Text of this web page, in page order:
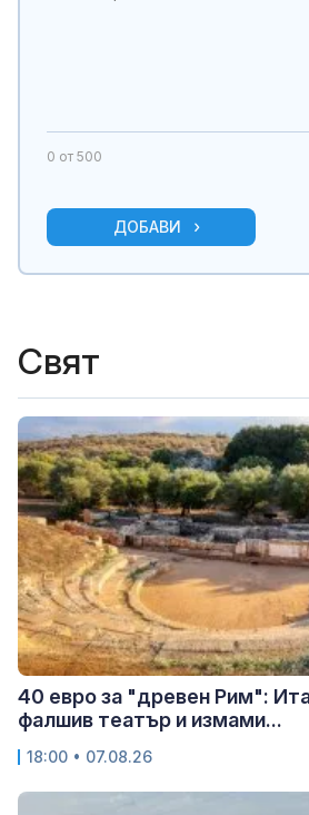
0 от 500
ДОБАВИ
Свят
40 евро за "древен Рим":
фалшив театър и измами...
18:00 • 07.08.26